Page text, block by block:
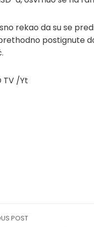
rekao da su se
postignute
TV /Yt
POST